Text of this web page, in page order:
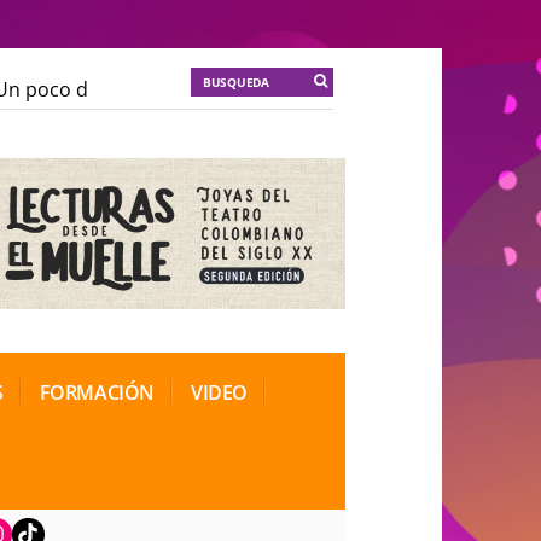
poco de locura para la cordura
Soma
Soma
de Teatro Rosa
FORMACIÓN VIDEO
TikTok